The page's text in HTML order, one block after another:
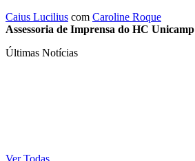
Caius Lucilius com Caroline Roque
Assessoria de Imprensa do HC Unicamp
Últimas Notícias
Ver Todas